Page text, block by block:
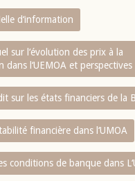
d‘information
sur l‘évolution des prix à la
dans l‘UEMOA et perspectives
sur les états financiers de la
financière dans l‘UMOA
conditions de banque dans